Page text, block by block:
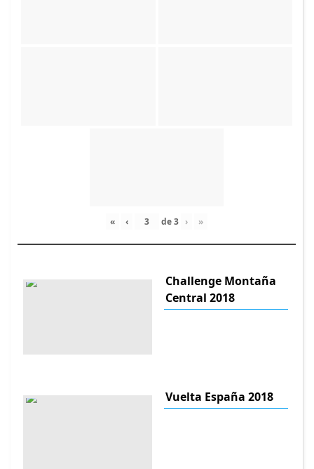
« ‹ de3 › »
Challenge Montaña
Central 2018
Vuelta España 2018